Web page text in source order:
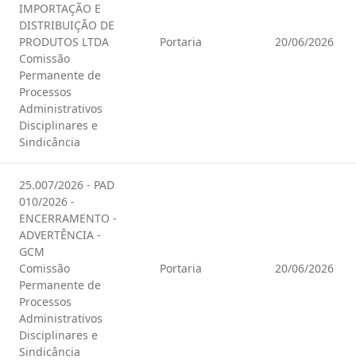
IMPORTAÇÃO E
DISTRIBUIÇÃO DE
PRODUTOS LTDA
Comissão
Permanente de
Processos
Administrativos
Disciplinares e
Sindicância
Portaria 20/06/2026
25.007/2026 - PAD
010/2026 -
ENCERRAMENTO -
ADVERTÊNCIA -
GCM
Comissão
Permanente de
Processos
Administrativos
Disciplinares e
Sindicância
Portaria 20/06/2026